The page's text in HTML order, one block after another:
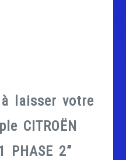
laisser votre
CITROËN
PHASE 2”